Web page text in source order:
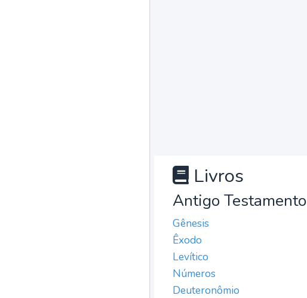
Livros
Antigo Testamento
Gênesis
Êxodo
Levítico
Números
Deuteronômio